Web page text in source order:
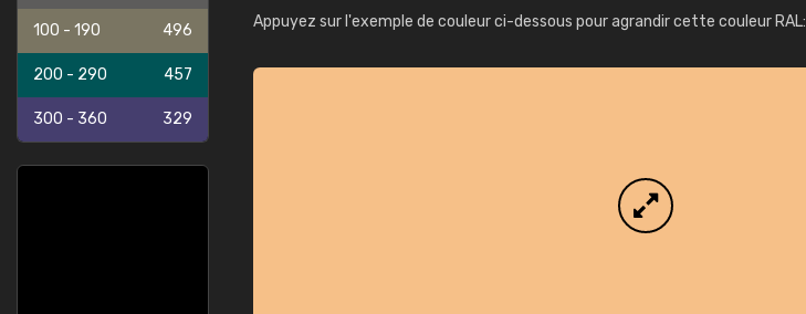
100 - 190 496
200 - 290 457
300 - 360 329
Appuyez sur l'exemple de couleur ci-dessous pour agrandir cette couleur RAL: